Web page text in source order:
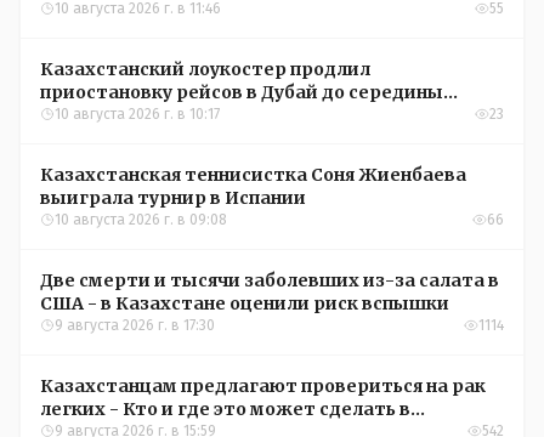
10 августа 2026 г. в 11:46 55
Казахстанский лоукостер продлил
приостановку рейсов в Дубай до середины
сентября
10 августа 2026 г. в 10:17 23
Казахстанская теннисистка Соня Жиенбаева
выиграла турнир в Испании
10 августа 2026 г. в 09:08 66
Две смерти и тысячи заболевших из-за салата в
США - в Казахстане оценили риск вспышки
9 августа 2026 г. в 17:30 1114
Казахстанцам предлагают провериться на рак
легких - Кто и где это может сделать в
Костанайской области
9 августа 2026 г. в 15:59 542